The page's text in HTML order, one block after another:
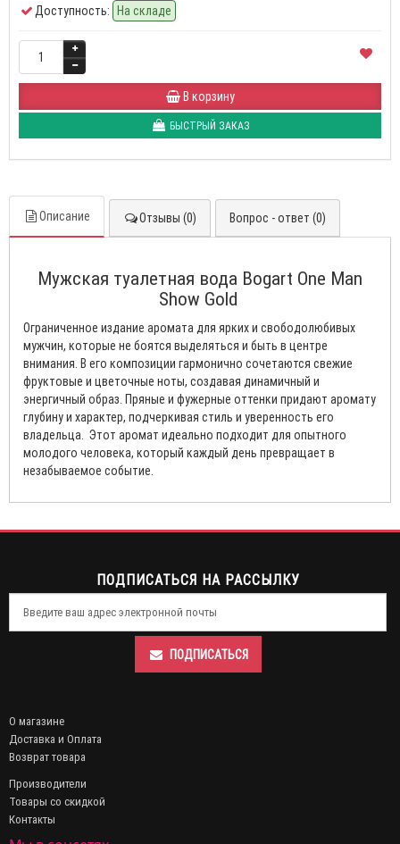
Доступность: На складе
В корзину
БЫСТРЫЙ ЗАКАЗ
Описание Отзывы (0) Вопрос - ответ (0)
Мужская туалетная вода Bogart One Man
Show Gold
Ограниченное издание аромата для ярких и свободолюбивых
мужчин, которые не боятся выделяться и быть в центре
внимания. В его композиции гармонично сочетаются свежие
фруктовые и цветочные ноты, создавая динамичный и
энергичный образ. Пряные и фужерные оттенки придают аромату
глубину и характер, подчеркивая стиль и уверенность его
владельца. Этот аромат идеально подходит для опытного
молодого человека, который каждый день превращает в
незабываемое событие.
ПОДПИСАТЬСЯ НА РАССЫЛКУ
ПОДПИСАТЬСЯ
О магазине
Доставка и Оплата
Возврат товара
Производители
Товары со скидкой
Контакты